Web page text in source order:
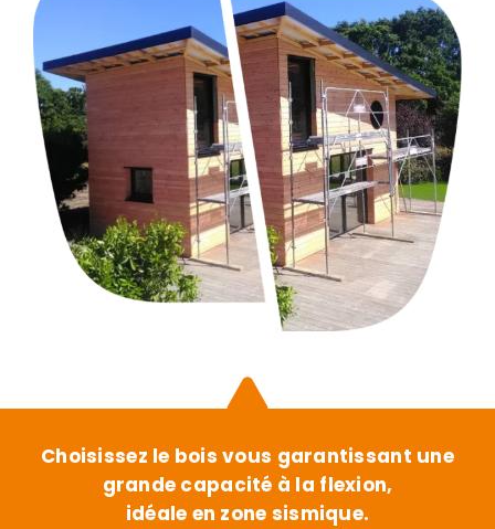
Choisissez le bois vous garantissant une
grande capacité à la flexion,
idéale en zone sismique.